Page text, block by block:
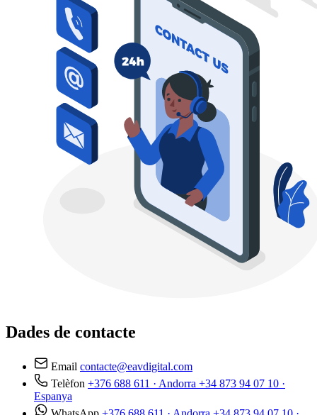
Dades de contacte
Email contacte@eavdigital.com
Telèfon +376 688 611 · Andorra +34 873 94 07 10 ·
Espanya